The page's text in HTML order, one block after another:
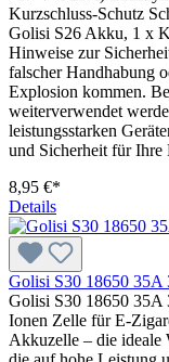
Kurzschluss-Schutz
Golisi S26 Akku, 1 x
Hinweise zur
falscher Handhabung
Explosion kommen.
weiterverwendet
leistungsstarken
und Sicherheit für Ihre
8,95 €*
Details
Golisi S30 18650
Golisi S30 18650
Ionen Zelle für E-
Akkuzelle – die ideale